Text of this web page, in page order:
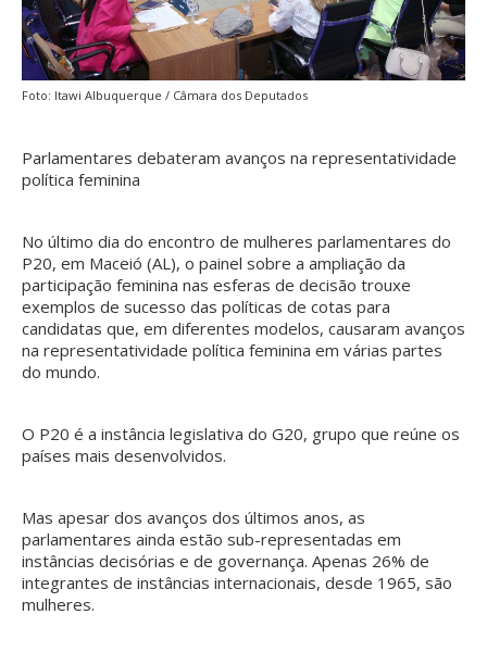
Foto: Itawi Albuquerque / Câmara dos Deputados
Parlamentares debateram avanços na representatividade
política feminina
No último dia do encontro de mulheres parlamentares do
P20, em Maceió (AL), o painel sobre a ampliação da
participação feminina nas esferas de decisão trouxe
exemplos de sucesso das políticas de cotas para
candidatas que, em diferentes modelos, causaram avanços
na representatividade política feminina em várias partes
do mundo.
O P20 é a instância legislativa do G20, grupo que reúne os
países mais desenvolvidos.
Mas apesar dos avanços dos últimos anos, as
parlamentares ainda estão sub-representadas em
instâncias decisórias e de governança. Apenas 26% de
integrantes de instâncias internacionais, desde 1965, são
mulheres.